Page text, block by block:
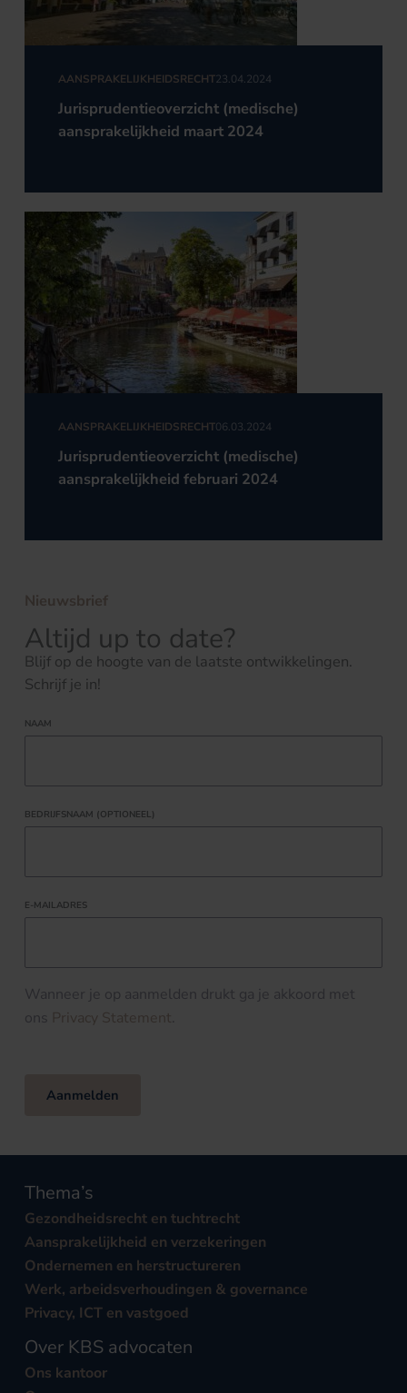
AANSPRAKELIJKHEIDSRECHT23.04.2024
Jurisprudentieoverzicht (medische)
aansprakelijkheid maart 2024
AANSPRAKELIJKHEIDSRECHT06.03.2024
Jurisprudentieoverzicht (medische)
aansprakelijkheid februari 2024
Nieuwsbrief
Altijd up to date?
Blijf op de hoogte van de laatste ontwikkelingen.
Schrijf je in!
NAAM
BEDRIJFSNAAM (OPTIONEEL)
E-MAILADRES
Wanneer je op aanmelden drukt ga je akkoord met
ons Privacy Statement.
Aanmelden
Thema’s
Gezondheidsrecht en tuchtrecht
Aansprakelijkheid en verzekeringen
Ondernemen en herstructureren
Werk, arbeidsverhoudingen & governance
Privacy, ICT en vastgoed
Over KBS advocaten
Ons kantoor